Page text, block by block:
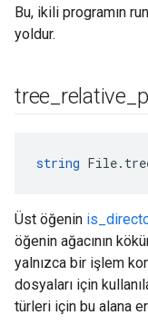
Bu, ikili programın
yoldur.
tree relative
string
Üst öğenin
öğenin ağacının
yalnızca bir işlem
dosyaları için
türleri için bu alana